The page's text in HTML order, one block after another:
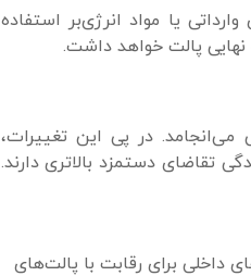
یا مواد انرژی‌بر استفاده
نهایی پالت خواهد داشت.
می‌انجامد. در پی این تغییرات،
تقاضای دستمزد بالاتری دارند.
داخلی برای رقابت با پالت‌های